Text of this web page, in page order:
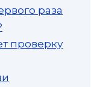
раза
проверку